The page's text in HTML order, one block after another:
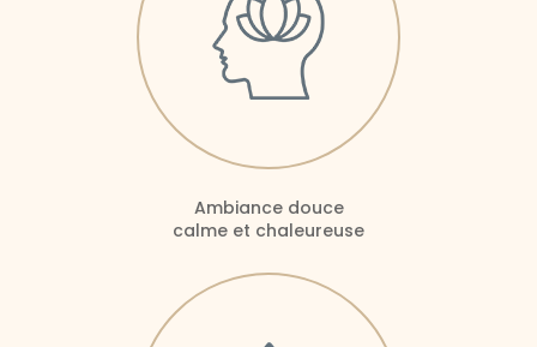
Ambiance douce
calme et chaleureuse